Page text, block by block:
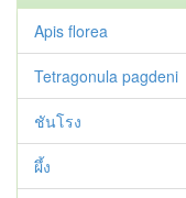
Apis florea
Tetragonula pagdeni
ชันโรง
ผึ้ง